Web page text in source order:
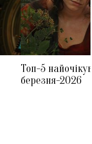
Топ-5
березня-2026